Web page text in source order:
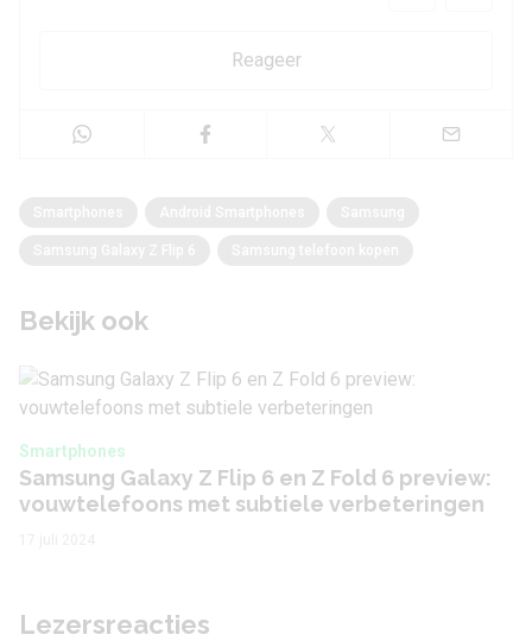
Reageer
Bekijk ook
Smartphones
Samsung Galaxy Z Flip 6 en Z Fold 6 preview:
vouwtelefoons met subtiele verbeteringen
Lezersreacties